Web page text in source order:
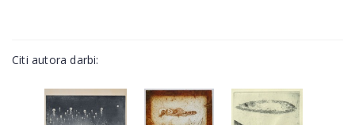
Citi autora darbi: